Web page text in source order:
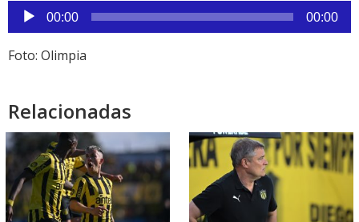
Reproductor
de
audio
00:00 00:00
Foto: Olimpia
Relacionadas